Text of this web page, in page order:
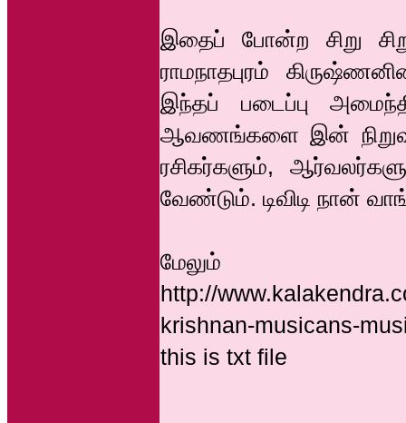
இதைப் போன்ற சிறு
ராமநாதபுரம்
இந்தப் படைப்பு
ஆவணங்களை இன்
ரசிகர்களும்,
வேண்டும். டிவிடி நான்
http://
krishnan-musicans-
this is txt file